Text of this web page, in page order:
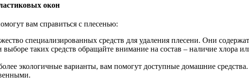
окон
вам справиться с плесенью:
специализированных средств для удаления плесени. Они
таких средств обращайте внимание на состав – наличие хлора
экологичные варианты, вам помогут доступные домашние средства.